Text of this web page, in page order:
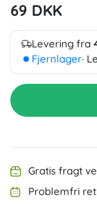
69 DKK
Levering fra
Fjernlager·
Gratis fragt
Problemfri